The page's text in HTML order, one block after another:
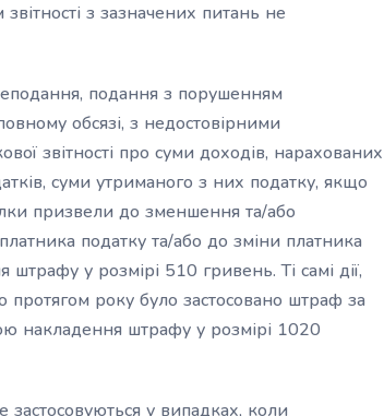
з зазначених питань не
подання з порушенням
обсязі, з недостовірними
звітності про суми доходів, нарахованих
суми утриманого з них податку, якщо
призвели до зменшення та/або
податку та/або до зміни платника
у розмірі 510 гривень. Ті самі дії,
протягом року було застосовано штраф за
накладення штрафу у розмірі 1020
у випадках, коли